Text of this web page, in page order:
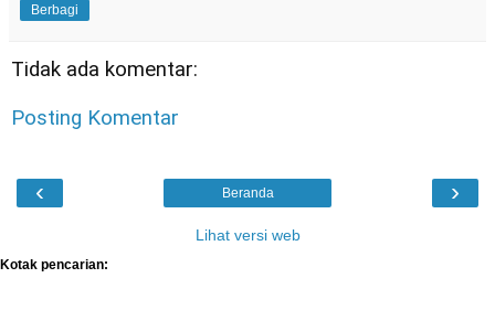
Berbagi
Tidak ada komentar:
Posting Komentar
‹ ›
Beranda
Lihat versi web
Kotak pencarian: